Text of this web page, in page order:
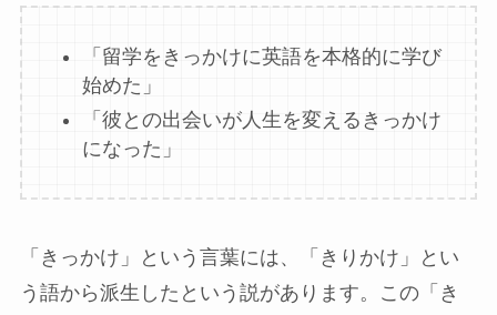
「留学をきっかけに英語を本格的に学び
始めた」
「彼との出会いが人生を変えるきっかけ
になった」
「きっかけ」という言葉には、「きりかけ」とい
う語から派生したという説があります。この「き